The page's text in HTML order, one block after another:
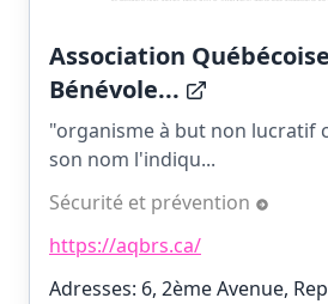
Association
Bénévole...
"organisme à but non lucratif
son nom l'indiqu...
Sécurité et prévention
https://aqbrs.ca/
Adresses: 6, 2ème Avenue,